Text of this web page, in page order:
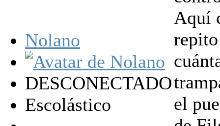
Nolano
DESCONECTADO
Escolástico
Aquí
el